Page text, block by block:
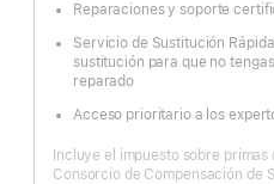
pie
Reparaciones y soporte
Servicio de Sustitución
sustitución para que no
reparado
Acceso prioritario a los
Incluye el impuesto sobre
Consorcio de Compensación de